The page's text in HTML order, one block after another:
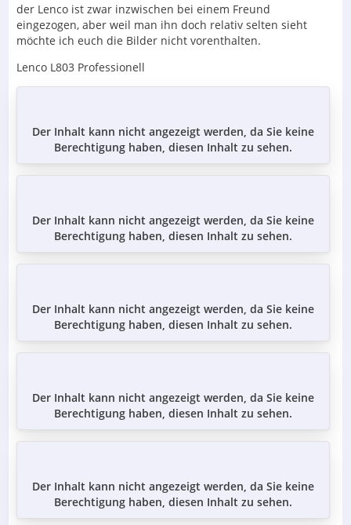
der Lenco ist zwar inzwischen bei einem Freund
eingezogen, aber weil man ihn doch relativ selten sieht
möchte ich euch die Bilder nicht vorenthalten.
Lenco L803 Professionell
Der Inhalt kann nicht angezeigt werden, da Sie keine
Berechtigung haben, diesen Inhalt zu sehen.
Der Inhalt kann nicht angezeigt werden, da Sie keine
Berechtigung haben, diesen Inhalt zu sehen.
Der Inhalt kann nicht angezeigt werden, da Sie keine
Berechtigung haben, diesen Inhalt zu sehen.
Der Inhalt kann nicht angezeigt werden, da Sie keine
Berechtigung haben, diesen Inhalt zu sehen.
Der Inhalt kann nicht angezeigt werden, da Sie keine
Berechtigung haben, diesen Inhalt zu sehen.